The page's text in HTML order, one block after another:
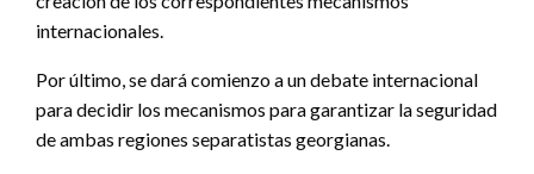
internacionales.
Por último, se dará comienzo a un debate internacional
para decidir los mecanismos para garantizar la seguridad
de ambas regiones separatistas georgianas.